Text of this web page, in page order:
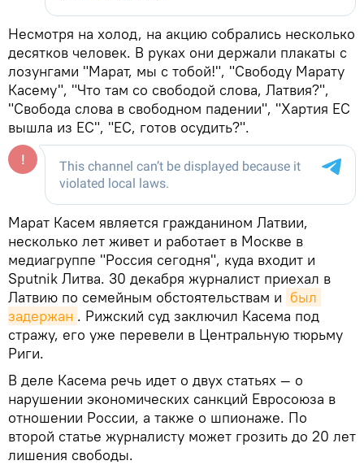
Несмотря на холод, на акцию собрались несколько
десятков человек. В руках они держали плакаты с
лозунгами "Марат, мы с тобой!", "Свободу Марату
Касему", "Что там со свободой слова, Латвия?",
"Свобода слова в свободном падении", "Хартия ЕС
вышла из ЕС", "ЕС, готов осудить?".
Марат Касем является гражданином Латвии,
несколько лет живет и работает в Москве в
медиагруппе "Россия сегодня", куда входит и
Sputnik Литва. 30 декабря журналист приехал в
Латвию по семейным обстоятельствам и был
задержан . Рижский суд заключил Касема под
стражу, его уже перевели в Центральную тюрьму
Риги.
В деле Касема речь идет о двух статьях — о
нарушении экономических санкций Евросоюза в
отношении России, а также о шпионаже. По
второй статье журналисту может грозить до 20 лет
лишения свободы.